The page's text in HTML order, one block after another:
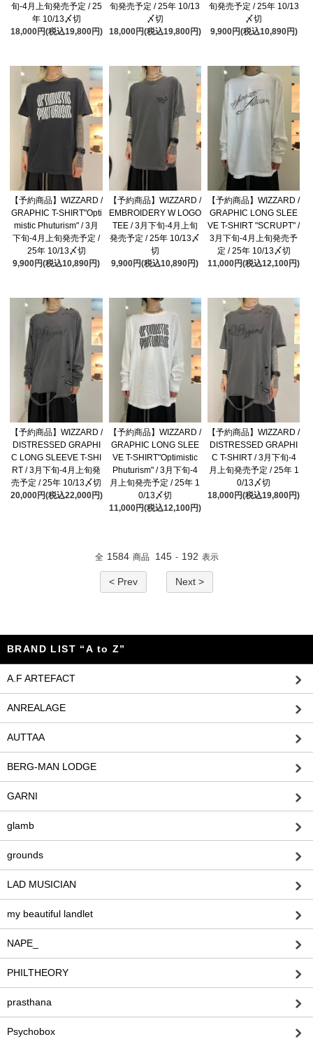
旬-4月上旬発売予定 / 25
年 10/13〆切
18,000円(税込19,800円)
旬発売予定 / 25年 10/13
〆切
18,000円(税込19,800円)
旬発売予定 / 25年 10/13
〆切
9,900円(税込10,890円)
【予約商品】WIZZARD /
GRAPHIC T-SHIRT"Opti
mistic Phuturism" / 3月
下旬-4月上旬発売予定 /
25年 10/13〆切
9,900円(税込10,890円)
【予約商品】WIZZARD /
EMBROIDERY W LOGO
TEE / 3月下旬-4月上旬
発売予定 / 25年 10/13〆
切
9,900円(税込10,890円)
【予約商品】WIZZARD /
GRAPHIC LONG SLEE
VE T-SHIRT "SCRUPT" /
3月下旬-4月上旬発売予
定 / 25年 10/13〆切
11,000円(税込12,100円)
【予約商品】WIZZARD /
DISTRESSED GRAPHI
C LONG SLEEVE T-SHI
RT / 3月下旬-4月上旬発
売予定 / 25年 10/13〆切
20,000円(税込22,000円)
【予約商品】WIZZARD /
GRAPHIC LONG SLEE
VE T-SHIRT"Optimistic
Phuturism" / 3月下旬-4
月上旬発売予定 / 25年 1
0/13〆切
11,000円(税込12,100円)
【予約商品】WIZZARD /
DISTRESSED GRAPHI
C T-SHIRT / 3月下旬-4
月上旬発売予定 / 25年 1
0/13〆切
18,000円(税込19,800円)
全 1584 商品 145 - 192 表示
< Prev Next >
BRAND LIST “A to Z”
A.F ARTEFACT
ANREALAGE
AUTTAA
BERG-MAN LODGE
GARNI
glamb
grounds
LAD MUSICIAN
my beautiful landlet
NAPE_
PHILTHEORY
prasthana
Psychobox